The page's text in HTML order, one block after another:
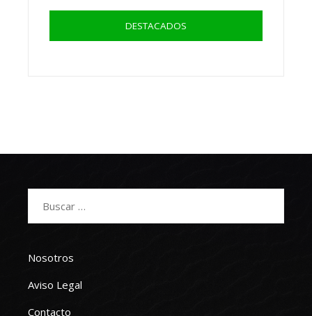
DESTACADOS
Nosotros
Aviso Legal
Contacto